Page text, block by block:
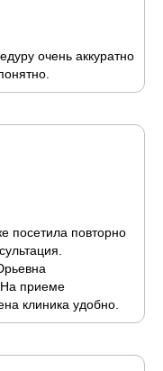
очень аккуратно
посетила повторно
На приеме
клиника удобно.